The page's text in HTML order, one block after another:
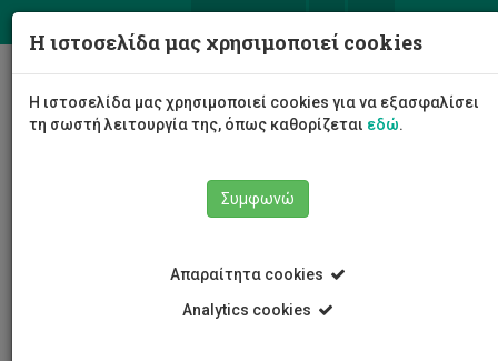
Διοικητικές Υπηρεσίες
Υπηρεσία Σπουδών και Φοιτητικής Ευημερίας
Δημήτρης Ελισσαίου
Η ιστοσελίδα μας χρησιμοποιεί cookies
Η ιστοσελίδα μας χρησιμοποιεί cookies για να εξασφαλίσει
τη σωστή λειτουργία της, όπως καθορίζεται εδώ.
Συμφωνώ
Απαραίτητα cookies
Analytics cookies